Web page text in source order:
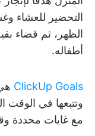
الظهر، ثم قضاء
أطفاله.
ClickUp Goals
وتتبعها في الوقت
مع غايات محددة